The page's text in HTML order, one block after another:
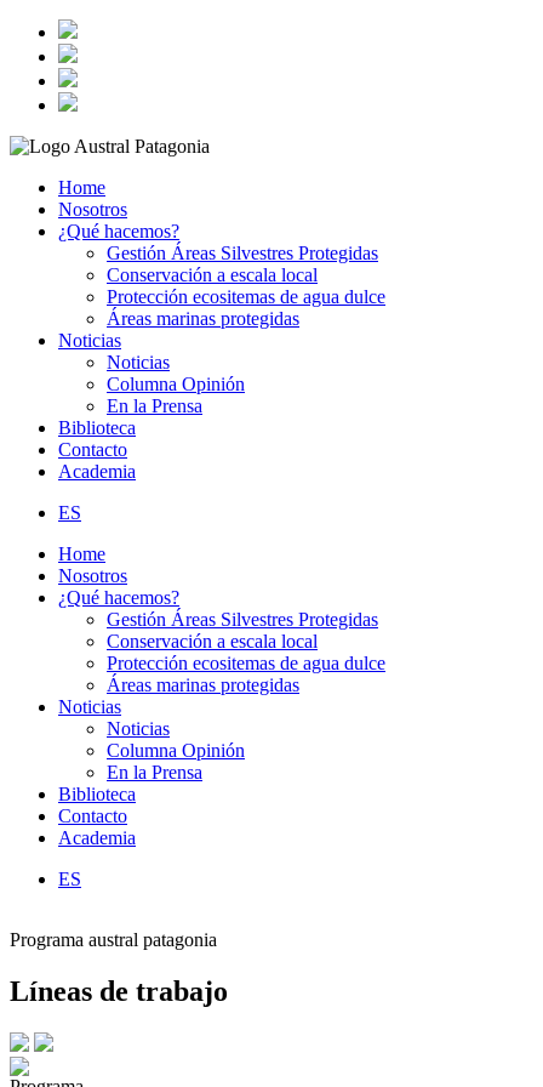
Home
Nosotros
¿Qué hacemos?
Gestión Áreas Silvestres Protegidas
Conservación a escala local
Protección ecositemas de agua dulce
Áreas marinas protegidas
Noticias
Noticias
Columna Opinión
En la Prensa
Biblioteca
Contacto
Academia
ES
Home
Nosotros
¿Qué hacemos?
Gestión Áreas Silvestres Protegidas
Conservación a escala local
Protección ecositemas de agua dulce
Áreas marinas protegidas
Noticias
Noticias
Columna Opinión
En la Prensa
Biblioteca
Contacto
Academia
ES
Programa austral patagonia
Líneas de trabajo